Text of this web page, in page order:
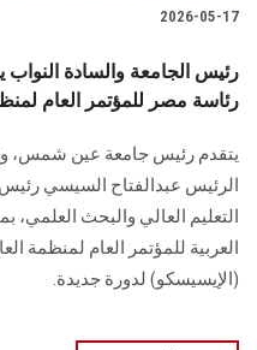
2026-05-17
رئيس الجامعة والسادة النواب
رئاسة مصر للمؤتمر العام
يتقدم رئيس جامعة عين شمس،
الرئيس عبدالفتاح السيسي رئيس
التعليم العالي والبحث العلمي،
العربية للمؤتمر العام لمنظمة
(الإيسيسكو) لدورة جديدة.